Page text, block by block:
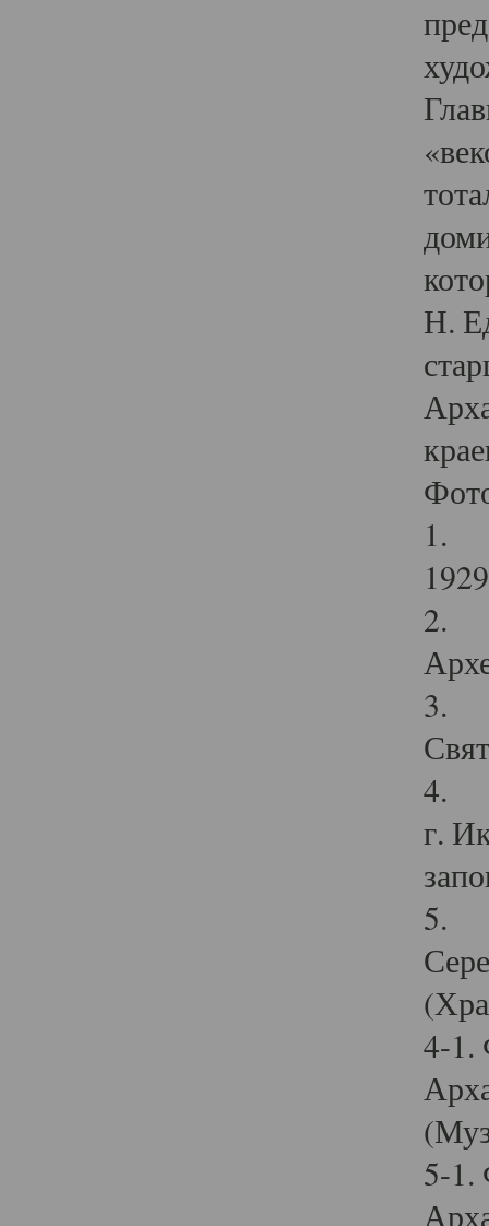
Н.
1.
2.
3.
4.
г.
5.
4-1.
5-1.